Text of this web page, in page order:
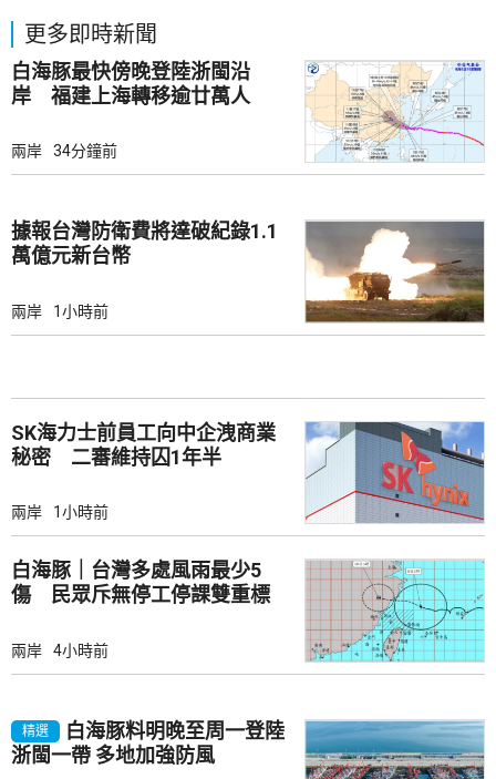
更多即時新聞
白海豚最快傍晚登陸浙閩沿
岸 福建上海轉移逾廿萬人
兩岸 34分鐘前
據報台灣防衛費將達破紀錄1.1
萬億元新台幣
兩岸 1小時前
SK海力士前員工向中企洩商業
秘密 二審維持囚1年半
兩岸 1小時前
白海豚｜台灣多處風雨最少5
傷 民眾斥無停工停課雙重標
兩岸 4小時前
精選
白海豚料明晚至周一登陸
浙閩一帶 多地加強防風